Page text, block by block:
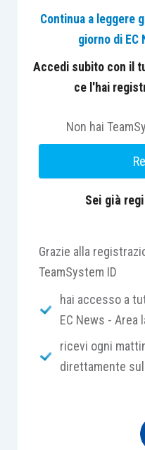
salva espressa
lavoro, a un’imposta
addizionali regionali
L’imposta
lavoro dipendente,
a 33.000 euro.
versamento, tramite
tributo:
dell’IRPEF e
corrisposti ai
Sostituto di
“1609”
dell’IRPEF e
Continua a leggere
giorno di EC
Accedi subito con il
ce l'hai
Non hai
Sei già
Grazie alla
TeamSystem ID
hai accesso a
EC News - Area
ricevi ogni
direttamente